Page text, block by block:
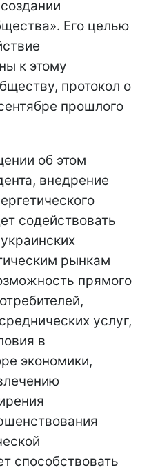
Его целью
к этому
протокол о
прошлого
об этом
внедрение
содействовать
рынкам
прямого
услуг,
в
экономики,
способствовать